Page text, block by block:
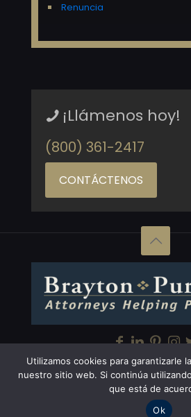
Renuncia
¡Llámenos hoy!
(800) 361-2417
CONTÁCTENOS
Copyright © Brayton Purcell
Reserved
Utilizamos cookies para garantizarle
nuestro sitio web. Si continúa
que está de
Ok